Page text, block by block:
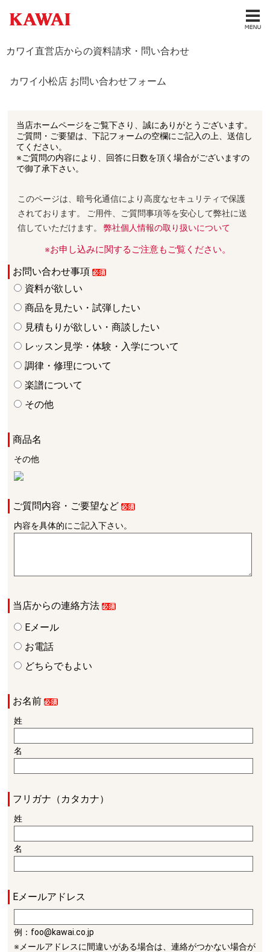
カワイ直営店からの資料請求・問い合わせ
カワイ小松店 お問い合わせフォーム
当店ホームページをご覧下さり、誠にありがとうございます。
ご質問・ご要望は、下記フォームの空欄にご記入の上、送信し
てください。
※ご質問の内容により、回答に日数を頂く場合がございますの
で御了承下さい。
このページは、暗号化通信により高度なセキュリティで保護
されております。 ご用件、ご質問事項等を安心して弊社に送
信していただけます。弊社個人情報の取り扱いについて
※お申し込みに関するご注意もご覧ください。
お問い合わせ事項
資料が欲しい
商品を見たい・試弾したい
見積もりが欲しい・商談したい
レッスン見学・体験・入学について
調律・修理について
楽譜について
その他
商品名
その他
ご質問内容・ご要望など
内容を具体的にご記入下さい。
当店からの連絡方法
Eメール
お電話
どちらでもよい
お名前
姓
名
フリガナ（カタカナ）
姓
名
Eメールアドレス
例：foo@kawai.co.jp
※メールアドレスに間違いがある場合は、連絡がつかない場合が